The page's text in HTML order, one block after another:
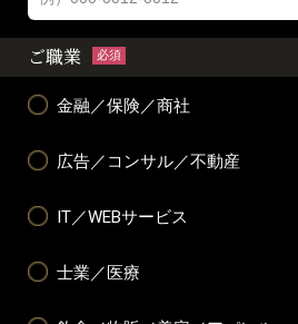
ご職業 必須
金融／保険／商社
広告／コンサル／不動産
IT／WEBサービス
士業／医療